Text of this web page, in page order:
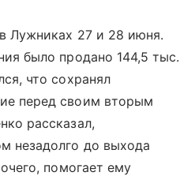
Лужниках 27 и 28 июня.
было продано 144,5 тыс.
что сохранял
перед своим вторым
рассказал,
незадолго до выхода
помогает ему